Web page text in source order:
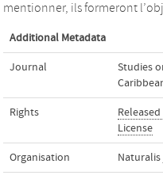
mentionner, ils formeront
Additional Metadata
Journal
Studies
Rights
License
Organisation Naturalis